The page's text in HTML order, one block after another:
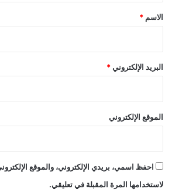
*
الاسم *
البريد الإلكتروني *
الموقع الإلكتروني
احفظ اسمي، بريدي الإلكتروني، والموقع
لاستخدامها المرة المقبلة في تعليقي.